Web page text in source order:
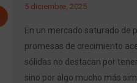
5 diciembre, 2025
En un mercado saturado de
promesas de crecimiento
sólidas no destacan por
sino por algo mucho más